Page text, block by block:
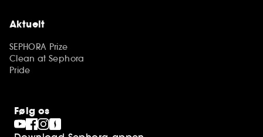
Aktuelt
SEPHORA Prize
Clean at Sephora
Pride
Følg os